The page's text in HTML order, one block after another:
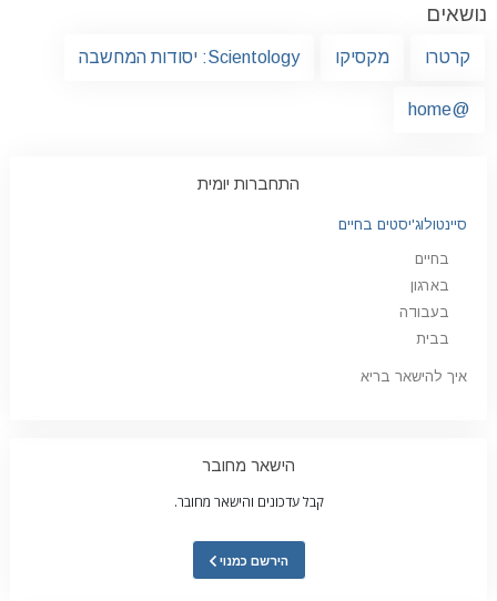
נושאים
קרטרו מקסיקו Scientology: יסודות המחשבה
@home
התחברות יומית
סיינטולוג'יסטים בחיים
בחיים
בארגון
בעבודה
בבית
איך להישאר בריא
הישאר מחובר
קבל עדכונים והישאר מחובר.
הירשם כמנוי